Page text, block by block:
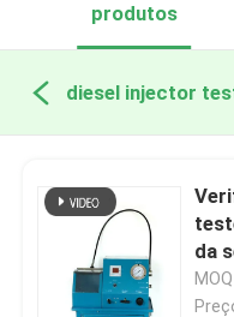
produtos
diesel injector
da